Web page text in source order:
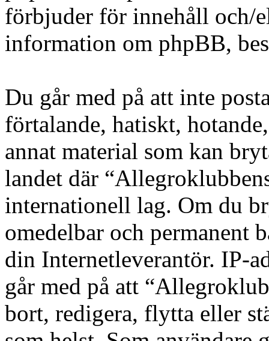
förbjuder för innehåll och/
information om phpBB,
Du går med på att inte
förtalande, hatiskt,
annat material som kan
landet där
internationell lag. Om du
omedelbar och permanent
din Internetleverantör. IP-
går med på att
bort, redigera, flytta eller